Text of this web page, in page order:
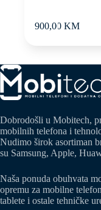
900,00KM
Dobrodošli u Mobitech,
mobilnih telefona i
Nudimo širok asortiman
su Samsung, Apple,
Naša ponuda obuhvata
opremu za mobilne
tablete i ostale tehničke